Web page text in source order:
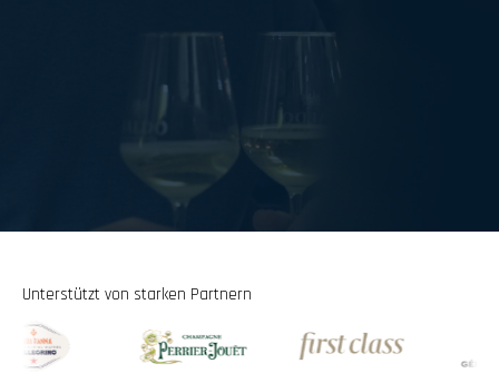
Unterstützt von starken Partnern